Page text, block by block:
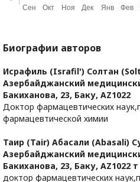
Биографии авторов
Исрафиль (Israfil') Солтан
Азербайджанский
Бакиханова, 23, Баку, AZ1022
Доктор фармацевтических
фармацевтической химии
Таир (Tair) Абасали (Abasali)
Азербайджанский
Бакиханова, 23, Баку, AZ1022 т
доктор фармацевтических